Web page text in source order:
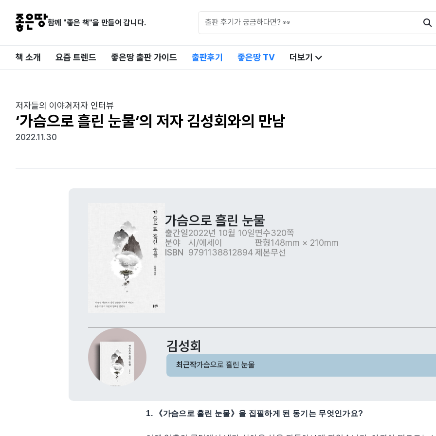
함께 "좋은 책"을 만들어 갑니다.
책 소개 요즘 트렌드 좋은땅 출판 가이드 출판후기 좋은땅 TV 더보기
저자들의 이야기저자 인터뷰
‘가슴으로 흘린 눈물‘의 저자 김성회와의 만남
2022.11.30
가슴으로 흘린 눈물
출간일
분야
ISBN
2022년 10월 10일
시/에세이
9791138812894
면수
판형
제본
320쪽
148mm × 210mm
무선
김성회
최근작가슴으로 흘린 눈물
1. 《가슴으로 흘린 눈물》을 집필하게 된 동기는 무엇인가요?